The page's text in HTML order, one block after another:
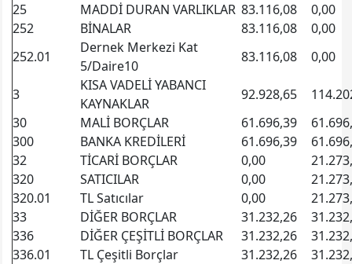
25
MADDİ DURAN VARLIKLAR 83.116,08
0,00
252
BİNALAR 83.116,08
0,00
252.01
Dernek Merkezi Kat
5/Daire10
83.116,08 0,00
3
KISA VADELİ YABANCI
KAYNAKLAR
92.928,65
30
MALİ BORÇLAR 61.696,39
300
BANKA KREDİLERİ 61.696,39
32
TİCARİ BORÇLAR 0,00
320
SATICILAR 0,00
320.01
TL Satıcılar 0,00
33
DİĞER BORÇLAR 31.232,26
336
DİĞER ÇEŞİTLİ BORÇLAR 31.232,26
336.01
TL Çeşitli Borçlar 31.232,26